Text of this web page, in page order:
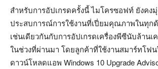
สำหรับการอัปเกรดครั้งนี้ ไมโครซอฟท์ ยังคง
ประสบการณ์การใช้งานที่เปี่ยมคุณภาพในทุก
เช่นเดียวกันกับการอัปเกรดเครื่องพีซีนับล้านเ
ในช่วงที่ผ่านมา โดยลูกค้าที่ใช้งานสมาร์ทโฟ
ดาวน์โหลดแอพ Windows 10 Upgrade